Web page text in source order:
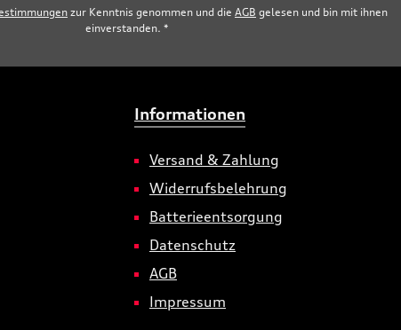
zur Kenntnis genommen und die AGB gelesen und bin mit ihnen
einverstanden. *
Informationen
Versand & Zahlung
Widerrufsbelehrung
Batterieentsorgung
Datenschutz
AGB
Impressum